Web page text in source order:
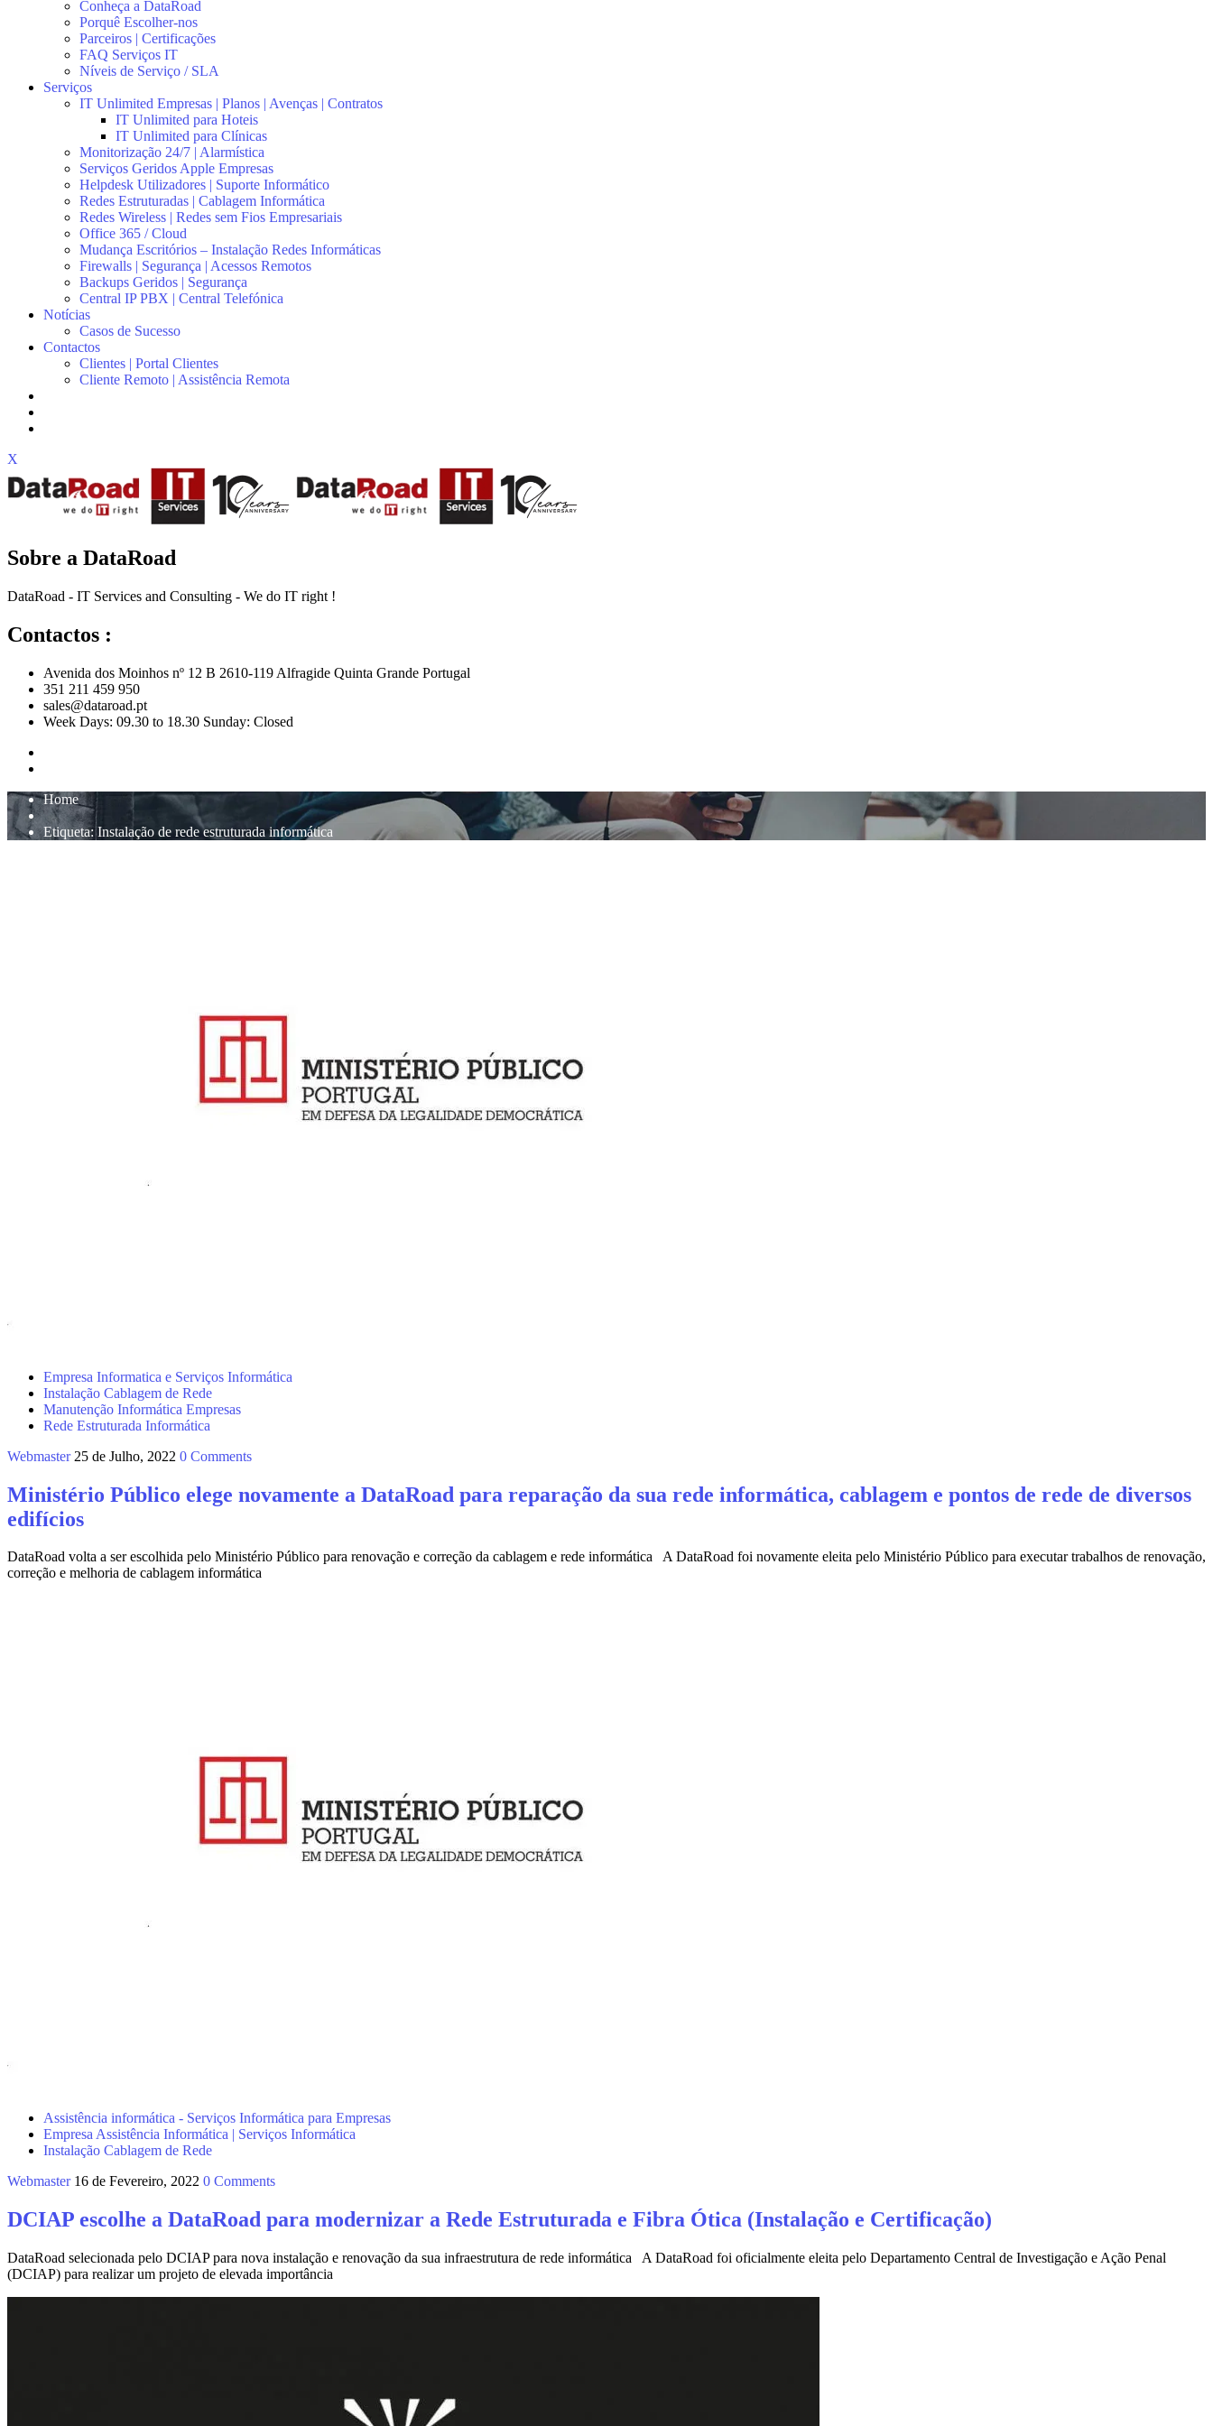
Conheça a DataRoad
Porquê Escolher-nos
Parceiros | Certificações
FAQ Serviços IT
Níveis de Serviço / SLA
Serviços
IT Unlimited Empresas | Planos | Avenças | Contratos
IT Unlimited para Hoteis
IT Unlimited para Clínicas
Monitorização 24/7 | Alarmística
Serviços Geridos Apple Empresas
Helpdesk Utilizadores | Suporte Informático
Redes Estruturadas | Cablagem Informática
Redes Wireless | Redes sem Fios Empresariais
Office 365 / Cloud
Mudança Escritórios – Instalação Redes Informáticas
Firewalls | Segurança | Acessos Remotos
Backups Geridos | Segurança
Central IP PBX | Central Telefónica
Notícias
Casos de Sucesso
Contactos
Clientes | Portal Clientes
Cliente Remoto | Assistência Remota
X
Sobre a DataRoad
DataRoad - IT Services and Consulting - We do IT right !
Contactos :
Avenida dos Moinhos nº 12 B 2610-119 Alfragide Quinta Grande Portugal
351 211 459 950
sales@dataroad.pt
Week Days: 09.30 to 18.30 Sunday: Closed
Home
Etiqueta:Instalação de rede estruturada informática
Empresa Informatica e Serviços Informática
Instalação Cablagem de Rede
Manutenção Informática Empresas
Rede Estruturada Informática
Webmaster 25 de Julho, 2022 0 Comments
Ministério Público elege novamente a DataRoad para reparação da sua rede informática, cablagem e pontos de rede de diversos
edifícios
DataRoad volta a ser escolhida pelo Ministério Público para renovação e correção da cablagem e rede informática A DataRoad foi novamente eleita pelo Ministério Público para executar trabalhos de renovação,
correção e melhoria de cablagem informática
Assistência informática - Serviços Informática para Empresas
Empresa Assistência Informática | Serviços Informática
Instalação Cablagem de Rede
Webmaster 16 de Fevereiro, 2022 0 Comments
DCIAP escolhe a DataRoad para modernizar a Rede Estruturada e Fibra Ótica (Instalação e Certificação)
DataRoad selecionada pelo DCIAP para nova instalação e renovação da sua infraestrutura de rede informática A DataRoad foi oficialmente eleita pelo Departamento Central de Investigação e Ação Penal
(DCIAP) para realizar um projeto de elevada importância